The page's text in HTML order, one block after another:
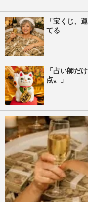
「宝くじ、
てる
「占い師だ
点〟」